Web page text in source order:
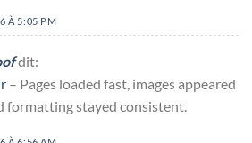
À 5:05 PM
dit:
– Pages loaded fast, images appeared
formatting stayed consistent.